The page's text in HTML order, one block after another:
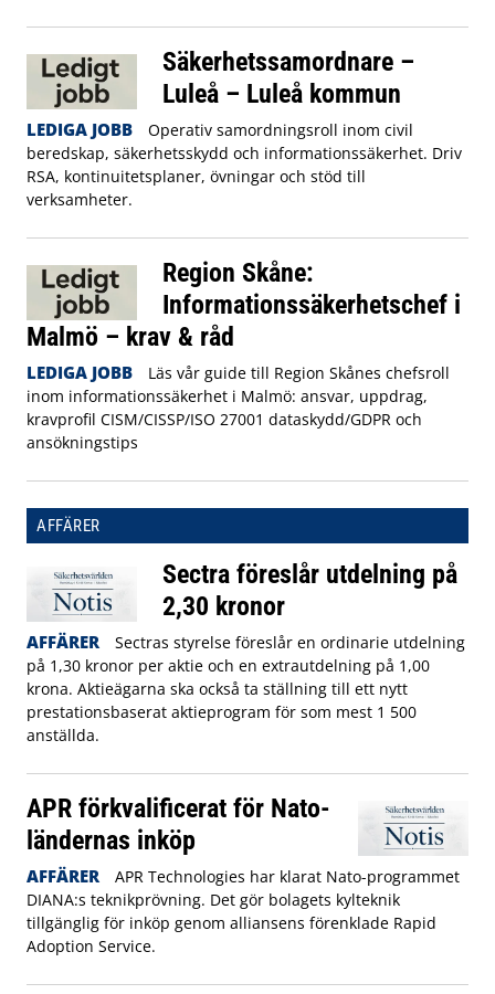
Säkerhetssamordnare –
Luleå – Luleå kommun
LEDIGA JOBB
Operativ samordningsroll inom civil
beredskap, säkerhetsskydd och informationssäkerhet. Driv
RSA, kontinuitetsplaner, övningar och stöd till
verksamheter.
Region Skåne:
Informationssäkerhetschef i
Malmö – krav & råd
LEDIGA JOBB
Läs vår guide till Region Skånes chefsroll
inom informationssäkerhet i Malmö: ansvar, uppdrag,
kravprofil CISM/CISSP/ISO 27001 dataskydd/GDPR och
ansökningstips
AFFÄRER
Sectra föreslår utdelning på
2,30 kronor
AFFÄRER
Sectras styrelse föreslår en ordinarie utdelning
på 1,30 kronor per aktie och en extrautdelning på 1,00
krona. Aktieägarna ska också ta ställning till ett nytt
prestationsbaserat aktieprogram för som mest 1 500
anställda.
APR förkvalificerat för Nato-
ländernas inköp
AFFÄRER
APR Technologies har klarat Nato-programmet
DIANA:s teknikprövning. Det gör bolagets kylteknik
tillgänglig för inköp genom alliansens förenklade Rapid
Adoption Service.